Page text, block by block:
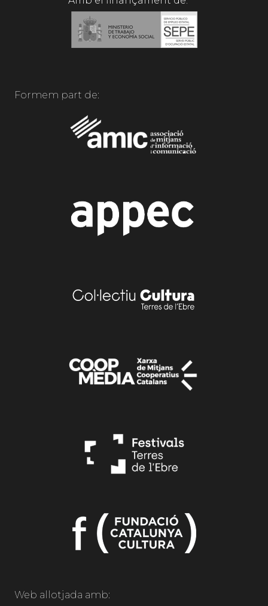
Formem part de:
Web allotjada amb: